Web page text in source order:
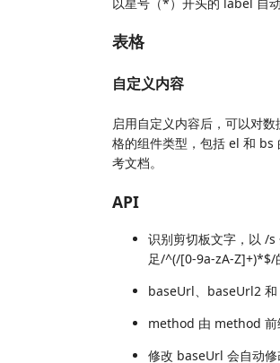
表格
自定义内容
启用自定义内容后，可以对
格的组件类型，包括 el 和 bs
考文档。
API
识别剪切板文字，以
足/^(/[0-9a-zA-Z]+)*$/
baseUrl、baseUrl2
method 由 method 前
修改 baseUrl 会自动